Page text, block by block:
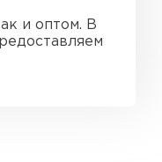
и оптом. В